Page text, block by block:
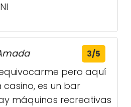
3/5
pero aquí
casino, es un bar
máquinas recreativas